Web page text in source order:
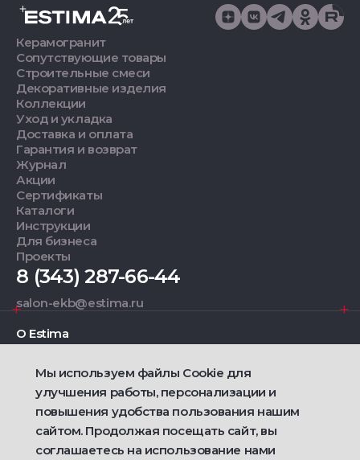
Керамогранит
Сопутствующие товары
Строительные смеси
Декоративные изделия
Коллекции
Уход и укладка
Доставка и оплата
Гарантия и возврат
Журнал
Акции
Сертификаты
Каталоги
Инструкции
Для бизнеса
Проекты
8 (343) 287-66-44
salon-ekb@estima.ru
О Estima
Дизайнерам
Фирменные салоны
2021 — 2026 © Estima
Мы используем файлы Cookie для
улучшения работы, персонализации и
повышения удобства пользования нашим
сайтом. Продолжая посещать сайт, вы
соглашаетесь на использование нами